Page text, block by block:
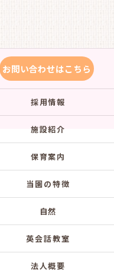
お問い合わせはこちら
採用情報
施設紹介
保育案内
当園の特徴
自然
英会話教室
法人概要